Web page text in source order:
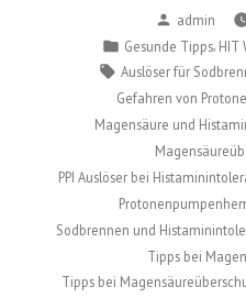
Histaminintoleranz“Verfasst
von
admin
Veröffentlicht
in
Gesunde Tipps HIT
Schlagwörter:
Auslöser für
Gefahren von
Magensäure und
PPI Auslöser bei
Sodbrennen und
Tipps bei
Tipps bei